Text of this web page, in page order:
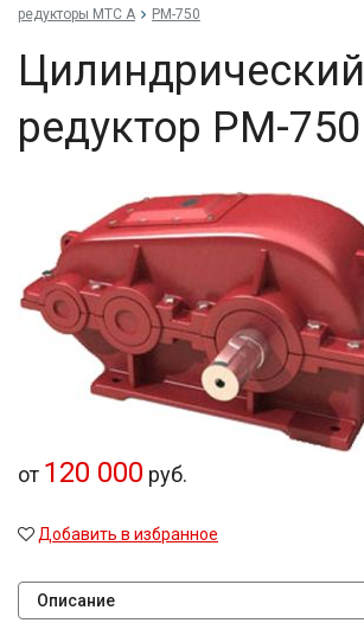
редукторы MTC A
РМ-750
Цилиндрический
редуктор РМ-750
от 120 000 руб.
Добавить в избранное
Описание